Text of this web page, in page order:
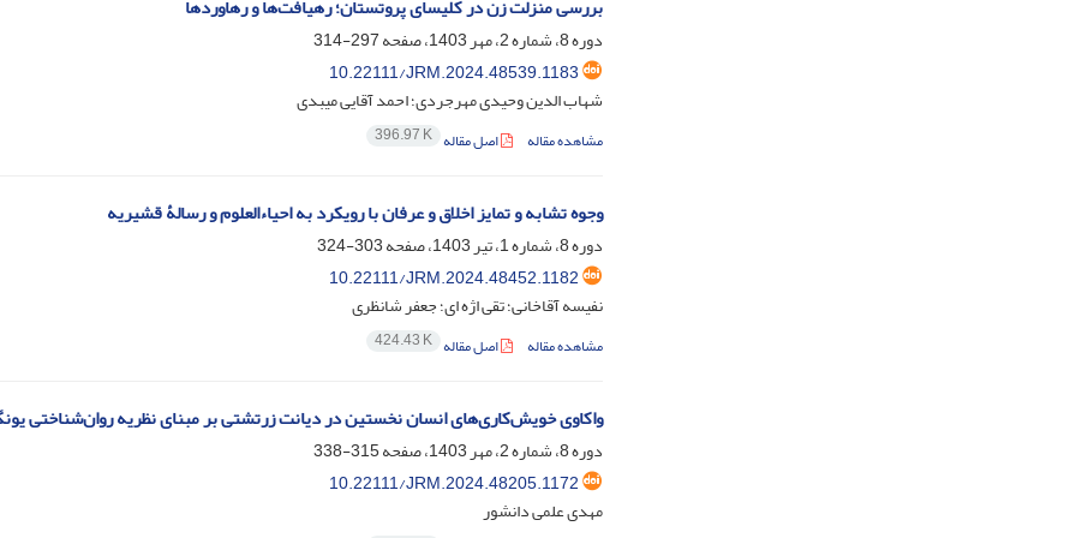
بررسی منزلت زن در کلیسای پروتستان؛ رهیافت‌ها و رهاوردها
دوره 8، شماره 2، مهر 1403، صفحه
297-314
10.22111/JRM.2024.48539.1183
شهاب الدین وحیدی مهرجردی؛ احمد آقایی میبدی
مشاهده مقاله اصل مقاله 396.97 K
وجوه تشابه و تمایز اخلاق و عرفان با رویکرد به احیاءالعلوم و رسالۀ قشیریه
دوره 8، شماره 1، تیر 1403، صفحه
303-324
10.22111/JRM.2024.48452.1182
نفیسه آقاخانی؛ تقی اژه ای؛ جعفر شانظری
مشاهده مقاله اصل مقاله 424.43 K
واکاوی خویش‌کاری‌‌های انسان نخستین در دیانت زرتشتی بر مبنای نظریه روان‌شناختی
دوره 8، شماره 2، مهر 1403، صفحه
315-338
10.22111/JRM.2024.48205.1172
مهدی علمی دانشور